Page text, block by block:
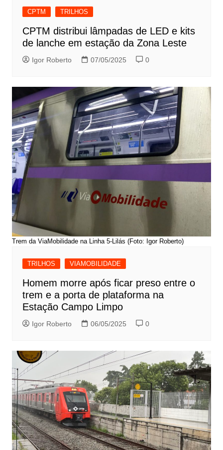
CPTM TRILHOS
CPTM distribui lâmpadas de LED e kits
de lanche em estação da Zona Leste
Igor Roberto 07/05/2025 0
Trem da ViaMobilidade na Linha 5-Lilás (Foto: Igor Roberto)
TRILHOS VIAMOBILIDADE
Homem morre após ficar preso entre o
trem e a porta de plataforma na
Estação Campo Limpo
Igor Roberto 06/05/2025 0